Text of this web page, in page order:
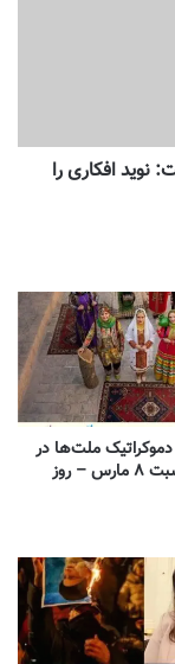
نوید افکاری را
دموکراتیک ملت‌ها در
ایران به مناسبت ۸ مارس – روز